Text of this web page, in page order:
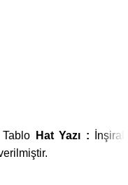
Tablo Hat Yazı : İnşirah